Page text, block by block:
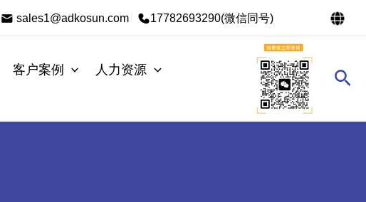
sales1@adkosun.com 17782693290(微信同号)
客户案例
人力资源
搜